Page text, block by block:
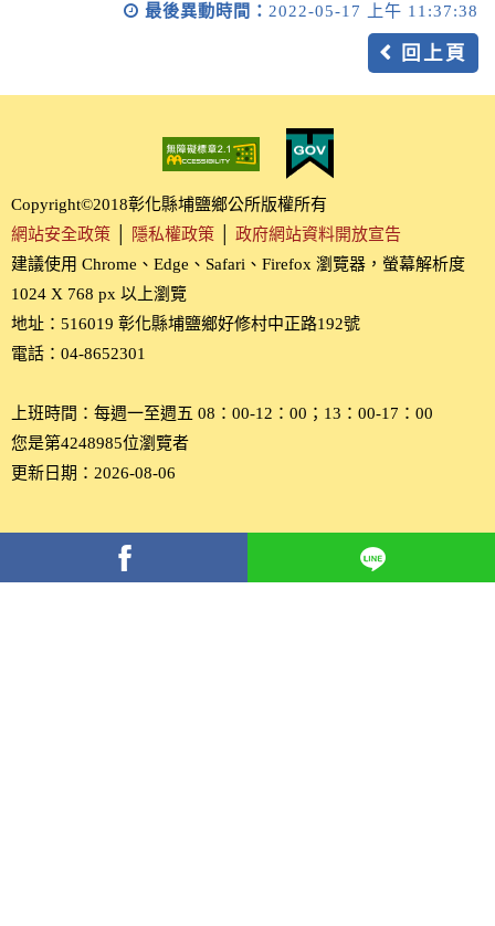
最後異動時間： 2022-05-17 上午 11:37:38
回上頁
Copyright©2018彰化縣埔鹽鄉公所版權所有
網站安全政策
隱私權政策
政府網站資料開放宣告
建議使用 Chrome、Edge、Safari、Firefox 瀏覽器，螢幕解析度
1024 X 768 px 以上瀏覽
地址：516019 彰化縣埔鹽鄉好修村中正路192號
電話：04-8652301
上班時間：每週一至週五 08：00-12：00；13：00-17：00
您是第4248985位瀏覽者
更新日期：2026-08-06